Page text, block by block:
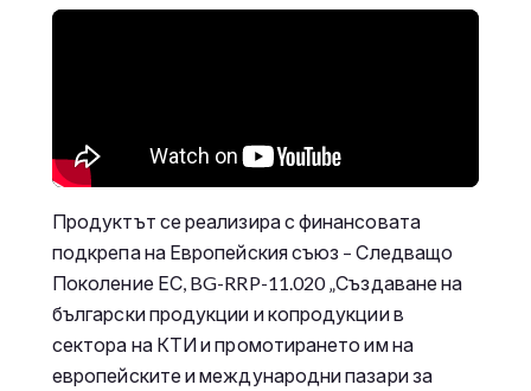
Продуктът се реализира с финансовата
подкрепа на Европейския съюз – Следващо
Поколение ЕС, BG-RRP-11.020 „Създаване на
български продукции и копродукции в
сектора на КТИ и промотирането им на
европейските и международни пазари за